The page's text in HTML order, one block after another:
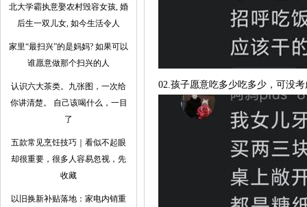
北大学霸执意娶农村毁容女孩, 婚
后生一双儿女, 如今生活令人
家里“最扫兴”的是妈妈? 如果可以
谁愿意做那个扫兴的人
认识六大茶类。九张图，一次给
你讲清楚。 自己该喝什么，一目
了
五款常见烹饪技巧｜看似不起眼
却很重要，很多人容易忽视，先
收藏
以旧换新补贴落地：家电内销重
02.孩子愿意吃多少吃多少，可没